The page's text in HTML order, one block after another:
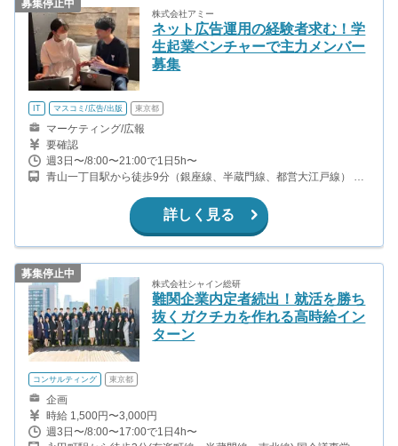
募集停止中
株式会社アミー
ネット広告運用の経験者求む！学
生起業ベンチャーで主力メンバー
募集
IT マスコミ/広告/出版 東京都
マーケティング/広報
要確認
週3日〜/8:00〜21:00で1日5h〜
青山一丁目駅から徒歩9分（銀座線、半蔵門線、都営大江戸線） 赤
詳しく見る
募集停止中
株式会社シャイン総研
難関企業内定者続出！就活を勝ち
抜くガクチカを作れる高時給イン
ターン
コンサルティング 東京都
企画
時給 1,500円〜3,000円
週3日〜/8:00〜17:00で1日4h〜